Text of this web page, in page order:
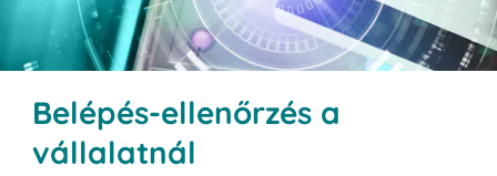
Belépés-ellenőrzés a
vállalatnál